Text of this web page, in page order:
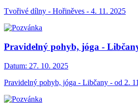
Tvořivé dílny - Hořiněves - 4. 11. 2025
Pravidelný pohyb, jóga -
Datum: 27. 10. 2025
Pravidelný pohyb, jóga - Libčany - od 2.